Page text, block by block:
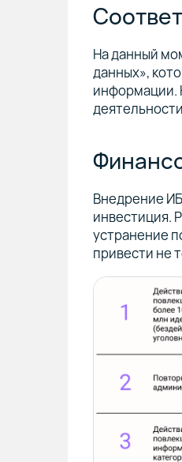
На данный
данных»,
информации.
Внедрение
инвестиция.
устранение
привести не